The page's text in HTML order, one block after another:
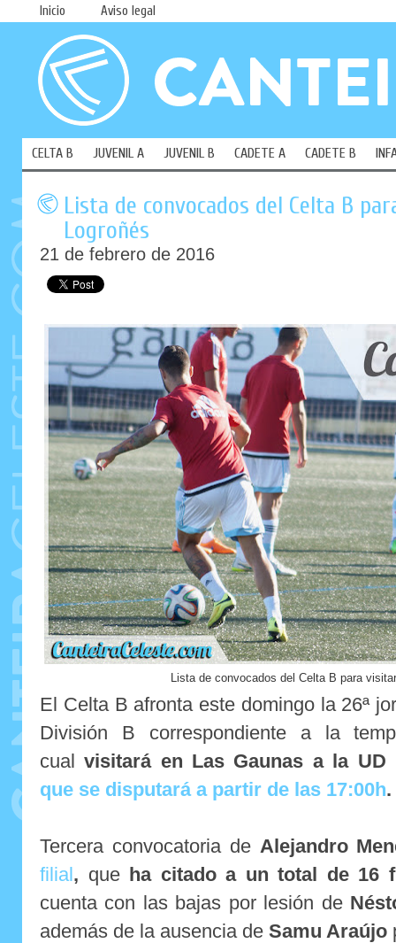
Inicio Aviso legal
CELTA B JUVENIL A JUVENIL B CADETE A CADETE B
Lista de convocados del Celta B
Logroñés
21 de febrero de 2016
Lista de convocados del Celta B para
El Celta B afronta este domingo la 26ª
División B correspondiente a la
cualvisitará en Las Gaunas a la
que se disputará a partir de las 17:00h.
Tercera convocatoria de Alejandro
filial , que ha citado a un total de 16
cuenta con las bajas por lesión de
además de la ausencia de Samu Araújo